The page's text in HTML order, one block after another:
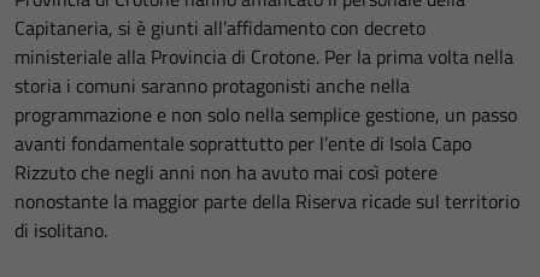
Capitaneria, si è giunti all’affidamento con decreto
ministeriale alla Provincia di Crotone. Per la prima volta nella
storia i comuni saranno protagonisti anche nella
programmazione e non solo nella semplice gestione, un passo
avanti fondamentale soprattutto per l’ente di Isola Capo
Rizzuto che negli anni non ha avuto mai così potere
nonostante la maggior parte della Riserva ricade sul territorio
di isolitano.